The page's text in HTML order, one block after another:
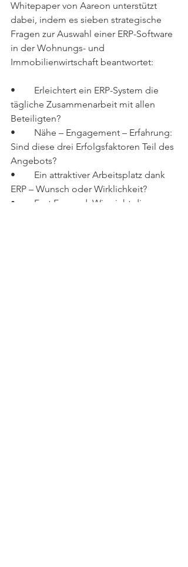
Whitepaper von Aareon unterstützt
dabei, indem es sieben strategische
Fragen zur Auswahl einer ERP-Software
in der Wohnungs- und
Immobilienwirtschaft beantwortet:
•	Erleichtert ein ERP-System die
tägliche Zusammenarbeit mit allen
Beteiligten?
•	Nähe – Engagement – Erfahrung:
Sind diese drei Erfolgsfaktoren Teil des
Angebots?
•	Ein attraktiver Arbeitsplatz dank
ERP – Wunsch oder Wirklichkeit?
•	Fast Forward: Wie sieht die